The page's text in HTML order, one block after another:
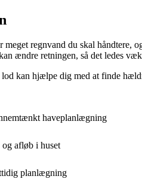
regnvand du skal håndtere,
ændre retningen, så det ledes
kan hjælpe dig med at finde
haveplanlægning
afløb i huset
planlægning